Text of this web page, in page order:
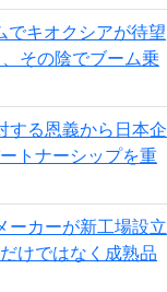
でキオクシアが待望
その陰でブーム乗
する恩義から日本企
トナーシップを重
ーカーが新工場設立
けではなく成熟品